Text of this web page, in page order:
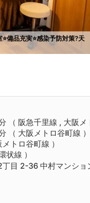
備品充実⭐️感染予防対策?天
（ 阪急千里線 , 大阪メ
（ 大阪メトロ谷町線 ）
メトロ谷町線 ）
状線 ）
丁目 2-36 中村マンショ